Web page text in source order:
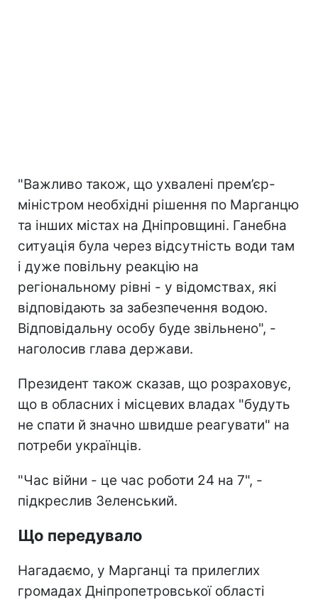
"Важливо також, що ухвалені прем’єр-
міністром необхідні рішення по Марганцю
та інших містах на Дніпровщині. Ганебна
ситуація була через відсутність води там
і дуже повільну реакцію на
регіональному рівні - у відомствах, які
відповідають за забезпечення водою.
Відповідальну особу буде звільнено", -
наголосив глава держави.
Президент також сказав, що розраховує,
що в обласних і місцевих владах "будуть
не спати й значно швидше реагувати" на
потреби українців.
"Час війни - це час роботи 24 на 7", -
підкреслив Зеленський.
Що передувало
Нагадаємо, у Марганці та прилеглих
громадах Дніпропетровської області